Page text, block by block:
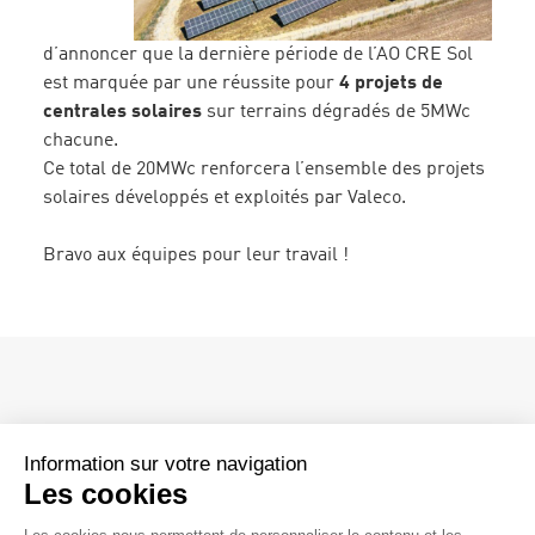
Information sur votre navigation
Les cookies
d’annoncer que la dernière période de l’AO CRE Sol
est marquée par une réussite pour 4 projets de
centrales solairessur terrains dégradés de 5MWc
chacune.
Ce total de 20MWc renforcera l’ensemble des projets
solaires développés et exploités par Valeco.
Bravo aux équipes pour leur travail !
Siège social
Power Purchase Agreement – PPA